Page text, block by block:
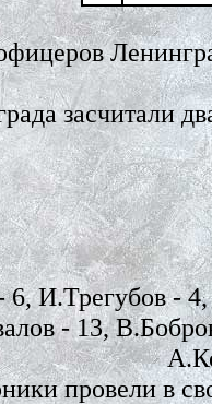
засчитали
И.Трегубов -
- 13,
провели в